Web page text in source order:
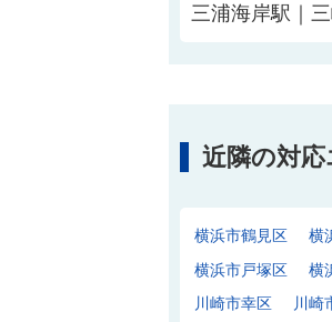
三浦海岸駅｜
近隣の対
横浜市鶴見区 横
横浜市戸塚区
横
川崎市幸区
川崎